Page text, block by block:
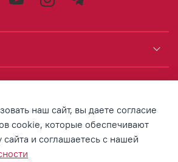
наш сайт, вы даете согласие
cookie, которые обеспечивают
и соглашаетесь с нашей